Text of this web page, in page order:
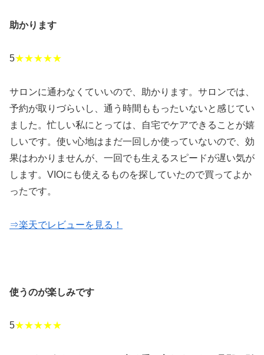
助かります
5★★★★★
サロンに通わなくていいので、助かります。サロンでは、
予約が取りづらいし、通う時間ももったいないと感じてい
ました。忙しい私にとっては、自宅でケアできることが嬉
しいです。使い心地はまだ一回しか使っていないので、効
果はわかりませんが、一回でも生えるスピードが遅い気が
します。VIOにも使えるものを探していたので買ってよか
ったです。
⇒楽天でレビューを見る！
使うのが楽しみです
5★★★★★